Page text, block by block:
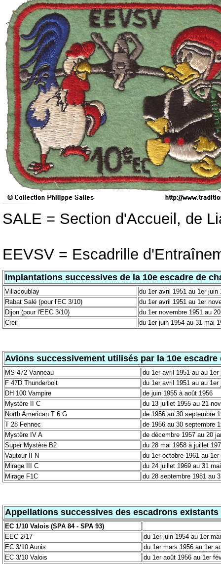
SALE = Section d'Accueil, de
EEVSV = Escadrille
Implantations successives de la 10e escadre de
Villacoublay
du 1er avril 1951 au 1er juin
Rabat Salé (pour l'EC 3/10)
du 1er avril 1951 au 1er
Dijon (pour l'EEC 3/10)
du 1er novembre 1951 au
Creil
du 1er juin 1954 au 31 mai
Avions successivement utilisés par la 10e escadre
MS 472 Vanneau
du 1er avril 1951 au au 1er
F 47D Thunderbolt
du 1er avril 1951 au au 1er
DH 100 Vampire
de juin 1955 à août 1956
Mystère II C
du 13 juillet 1955 au 21
North American T 6 G
de 1956 au 30 septembre
T 28 Fennec
de 1956 au 30 septembre
Mystère IV A
de décembre 1957 au 20
Super Mystère B2
du 28 mai 1958 à juillet
Vautour II N
du 1er octobre 1961 au
Mirage III C
du 24 juillet 1969 au 31
Mirage F1C
du 28 septembre 1981 au
Appellations successives des escadrons
EC 1/10 Valois (SPA 84 - SPA 93)
EEC 2/17
du 1er juin 1954 au 1er
EC 3/10 Aunis
du 1er mars 1956 au 1er
EC 3/10 Valois
du 1er août 1956 au 1er